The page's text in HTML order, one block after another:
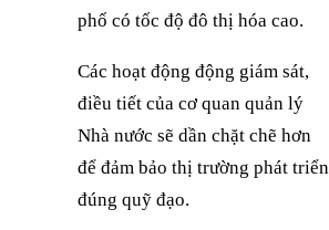
phố có tốc độ đô thị hóa cao.
Các hoạt động động giám sát,
điều tiết của cơ quan quản lý
Nhà nước sẽ dần chặt chẽ hơn
để đảm bảo thị trường phát triển
đúng quỹ đạo.